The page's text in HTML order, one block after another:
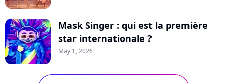
Mask Singer : qui est la première
star internationale ?
May 1, 2026